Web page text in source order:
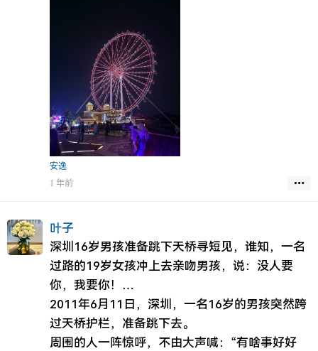
安逸
1 年前
叶子
深圳16岁男孩准备跳下天桥寻短见，谁知，一名
过路的19岁女孩冲上去亲吻男孩，说：没人要
你，我要你！
2011年6月11日，深圳，一名16岁的男孩突然跨
过天桥护栏，准备跳下去。
周围的人一阵惊呼，不由大声喊：“有啥事好好